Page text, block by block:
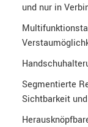
und nur in
Segmentierte
Sichtbarkeit